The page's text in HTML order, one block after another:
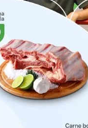
da campanha.
na casa das
a primeira